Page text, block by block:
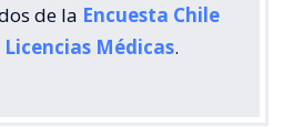
de la Encuesta Chile
Médicas.